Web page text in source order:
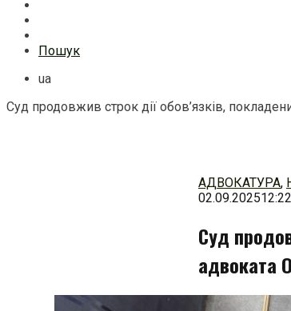
Пошук
ua
Суд продовжив строк дії обов’язків,
АДВОКАТУРА,
02.09.202512:22
Суд
адвоката